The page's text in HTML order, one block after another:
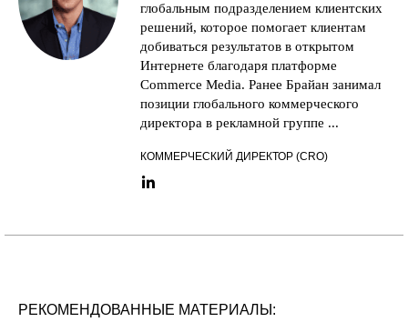
глобальным подразделением клиентских
решений, которое помогает клиентам
добиваться результатов в открытом
Интернете благодаря платформе
Commerce Media. Ранее Брайан занимал
позиции глобального коммерческого
директора в рекламной группе ...
КОММЕРЧЕСКИЙ ДИРЕКТОР (CRO)
LinkedIn link
РЕКОМЕНДОВАННЫЕ МАТЕРИАЛЫ: